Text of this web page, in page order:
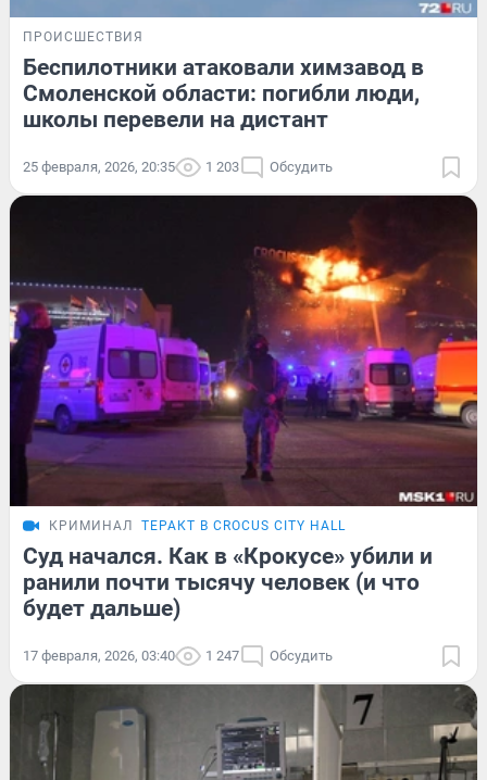
ПРОИСШЕСТВИЯ
Беспилотники атаковали химзавод в
Смоленской области: погибли люди,
школы перевели на дистант
25 февраля, 2026, 20:35 1 203 Обсудить
КРИМИНАЛ ТЕРАКТ В CROCUS CITY HALL
Суд начался. Как в «Крокусе» убили и
ранили почти тысячу человек (и что
будет дальше)
17 февраля, 2026, 03:40 1 247 Обсудить